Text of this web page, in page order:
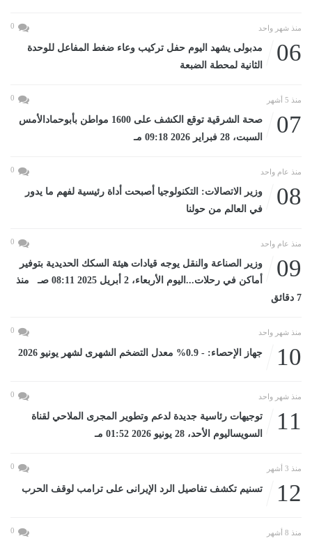
منذ شهر واحد 0
06
مدبولى يشهد اليوم حفل تركيب وعاء ضغط المفاعل للوحدة
الثانية لمحطة الضبعة
منذ 5 أشهر 0
07
صحة الشرقية توقع الكشف على 1600 مواطن بأبوحمادالأمس
السبت، 28 فبراير 2026 09:18 مـ
منذ عام واحد 0
08
وزير الاتصالات: التكنولوجيا أصبحت أداة رئيسية لفهم ما يدور
في العالم من حولنا
منذ عام واحد 0
09
وزير الصناعة والنقل يوجه قيادات هيئة السكك الحديدية بتوفير
أماكن في رحلات...اليوم الأربعاء، 2 أبريل 2025 08:11 صـ منذ
7 دقائق
منذ شهر واحد 0
10 جهاز الإحصاء: - 0.9% معدل التضخم الشهرى لشهر يونيو 2026
منذ شهر واحد 0
11
توجيهات رئاسية جديدة لدعم وتطوير المجرى الملاحي لقناة
السويساليوم الأحد، 28 يونيو 2026 01:52 مـ
منذ 3 أشهر 0
12 تسنيم تكشف تفاصيل الرد الإيرانى على ترامب لوقف الحرب
منذ 8 أشهر 0